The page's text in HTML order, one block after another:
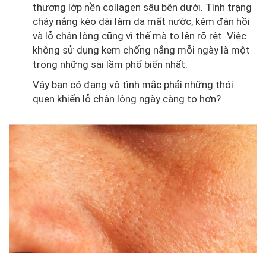
thương lớp nền collagen sâu bên dưới. Tình trạng
cháy nắng kéo dài làm da mất nước, kém đàn hồi
và lỗ chân lông cũng vì thế mà to lên rõ rệt. Việc
không sử dụng kem chống nắng mỗi ngày là một
trong những sai lầm phổ biến nhất.
Vậy bạn có đang vô tình mắc phải những thói
quen khiến lỗ chân lông ngày càng to hơn?